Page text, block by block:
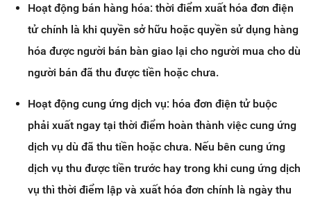
Hoạt động bán hàng hóa: thời điểm xuất hóa đơn điện
tử chính là khi quyền sở hữu hoặc quyền sử dụng hàng
hóa được người bán bàn giao lại cho người mua cho dù
người bán đã thu được tiền hoặc chưa.
Hoạt động cung ứng dịch vụ: hóa đơn điện tử buộc
phải xuất ngay tại thời điểm hoàn thành việc cung ứng
dịch vụ dù đã thu tiền hoặc chưa. Nếu bên cung ứng
dịch vụ thu được tiền trước hay trong khi cung ứng dịch
vụ thì thời điểm lập và xuất hóa đơn chính là ngày thu